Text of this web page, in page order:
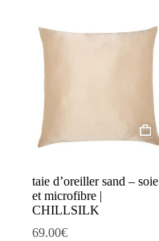
taie d’oreiller sand – soie
et microfibre |
CHILLSILK
69.00€